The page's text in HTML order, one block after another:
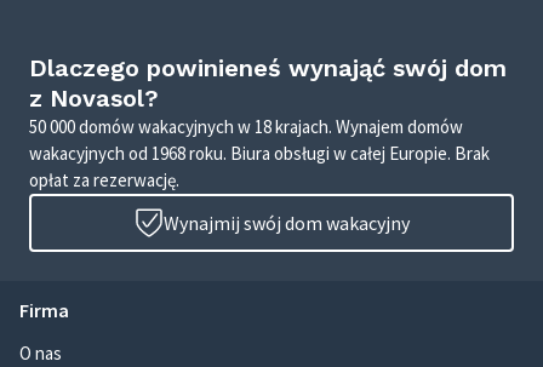
Dlaczego powinieneś wynająć swój dom
z Novasol?
50 000 domów wakacyjnych w 18 krajach. Wynajem domów
wakacyjnych od 1968 roku. Biura obsługi w całej Europie. Brak
opłat za rezerwację.
Wynajmij swój dom wakacyjny
Firma
O nas